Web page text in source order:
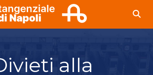
alla